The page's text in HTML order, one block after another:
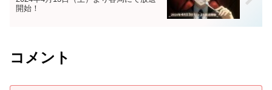
開始！
コメント